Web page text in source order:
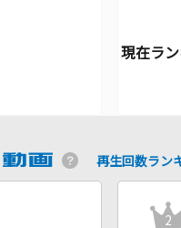
再生回数ラン
2